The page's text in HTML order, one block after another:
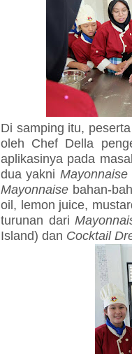
Di samping itu,
oleh Chef Della
aplikasinya pada
dua yakni Mayonnaise
Mayonnaise bahan-
oil, lemon juice,
turunan dari
Island) dan Cocktail